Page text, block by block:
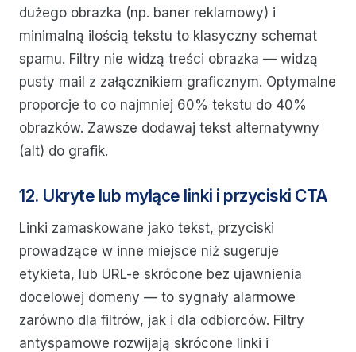
dużego obrazka (np. baner reklamowy) i
minimalną ilością tekstu to klasyczny schemat
spamu. Filtry nie widzą treści obrazka — widzą
pusty mail z załącznikiem graficznym. Optymalne
proporcje to co najmniej 60% tekstu do 40%
obrazków. Zawsze dodawaj tekst alternatywny
(alt) do grafik.
12. Ukryte lub mylące linki i przyciski CTA
Linki zamaskowane jako tekst, przyciski
prowadzące w inne miejsce niż sugeruje
etykieta, lub URL-e skrócone bez ujawnienia
docelowej domeny — to sygnały alarmowe
zarówno dla filtrów, jak i dla odbiorców. Filtry
antyspamowe rozwijają skrócone linki i